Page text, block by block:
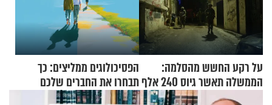
על רקע החשש מהסלמה:
הממשלה תאשר גיוס 240 אלף
אנשי מילואים
הפסיכולוגים ממליצים: כך
תבחרו את החברים שלכם
בחיים